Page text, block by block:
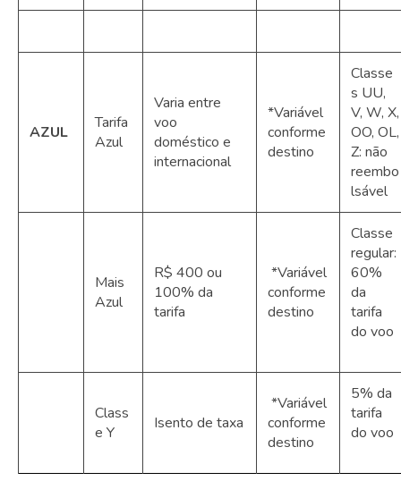
AZUL
Tarifa
Azul
Varia entre
voo
doméstico e
internacional
*Variável
conforme
destino
Classe
s UU,
V, W, X,
OO, OL,
Z: não
reembo
lsável
Mais
Azul
R$ 400 ou
100% da
tarifa
*Variável
conforme
destino
Classe
regular:
60%
da
tarifa
do voo
Class
e Y
Isento de taxa
*Variável
conforme
destino
5% da
tarifa
do voo